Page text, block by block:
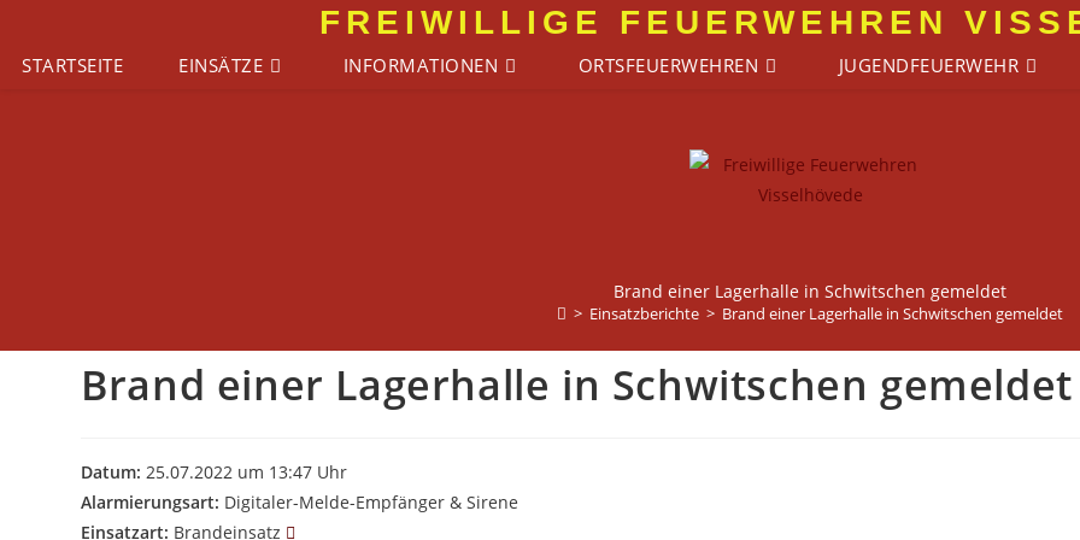
springen
FREIWILLIGE FEUERWEHREN
STARTSEITE EINSÄTZE INFORMATIONEN ORTSFEUERWEHREN JUGENDFEUERWEHR
Brand einer Lagerhalle in Schwitschen gemeldet
> Einsatzberichte > Brand einer Lagerhalle in Schwitschen gemeldet
Brand einer Lagerhalle in Schwitschen gemeldet
Datum: 25.07.2022 um 13:47 Uhr
Alarmierungsart: Digitaler-Melde-Empfänger & Sirene
Einsatzart: Brandeinsatz